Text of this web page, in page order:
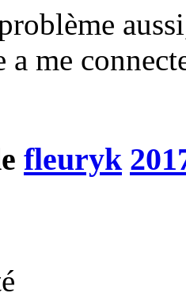
a me
fleuryk